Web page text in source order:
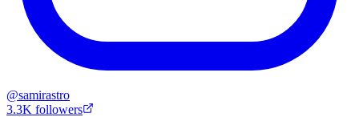
@samirastro
3.3K followers